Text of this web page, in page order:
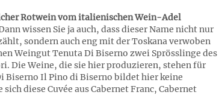
Rotwein vom italienischen Wein-Adel
wissen Sie ja auch, dass dieser Name nicht nur
sondern auch eng mit der Toskana verwoben
Weingut Tenuta Di Biserno zwei Sprösslinge des
Die Weine, die sie hier produzieren, stehen für
Biserno Il Pino di Biserno bildet hier keine
diese Cuvée aus Cabernet Franc, Cabernet